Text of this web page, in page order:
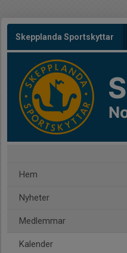
Skepplanda Sportskyttar
Hem
Nyheter
Medlemmar
Kalender